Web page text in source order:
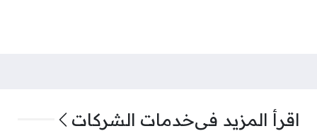
اقرأ المزيد فيخدمات الشركات